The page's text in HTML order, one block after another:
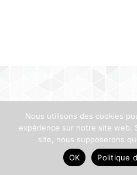
Nous utilisons des cookies
expérience sur notre site web.
site, nous supposerons
OK
Politique